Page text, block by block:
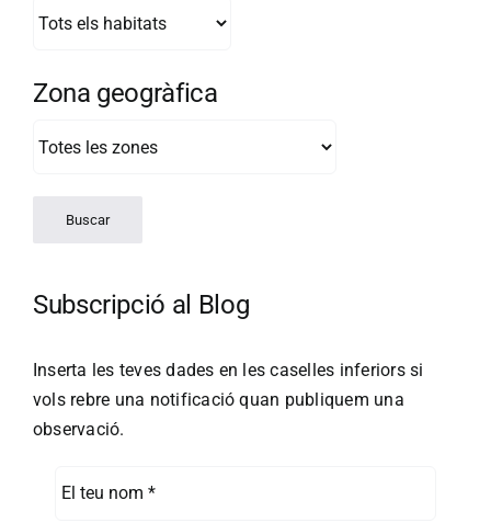
Zona geogràfica
Subscripció al Blog
Inserta les teves dades en les caselles inferiors si
vols rebre una notificació quan publiquem una
observació.